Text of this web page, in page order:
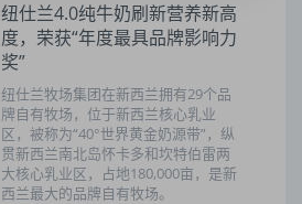
纽仕兰4.0纯牛奶刷新营养新高
度，荣获“年度最具品牌影响力
奖”
纽仕兰牧场集团在新西兰拥有29个品
牌自有牧场，位于新西兰核心乳业
区，被称为“40°世界黄金奶源带”，纵
贯新西兰南北岛怀卡多和坎特伯雷两
大核心乳业区，占地180,000亩，是新
西兰最大的品牌自有牧场。